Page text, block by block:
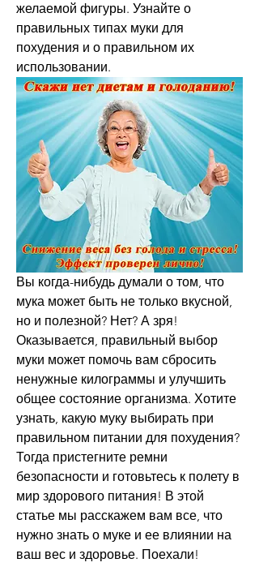
желаемой фигуры. Узнайте о
правильных типах муки для
похудения и о правильном их
использовании.
Вы когда-нибудь думали о том, что
мука может быть не только вкусной,
но и полезной? Нет? А зря!
Оказывается, правильный выбор
муки может помочь вам сбросить
ненужные килограммы и улучшить
общее состояние организма. Хотите
узнать, какую муку выбирать при
правильном питании для похудения?
Тогда пристегните ремни
безопасности и готовьтесь к полету в
мир здорового питания! В этой
статье мы расскажем вам все, что
нужно знать о муке и ее влиянии на
ваш вес и здоровье. Поехали!